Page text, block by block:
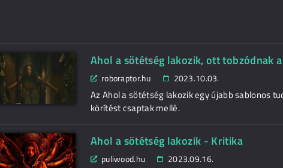
Ahol a sötétség lakozik, ott tobzódnak
roboraptor.hu 2023.10.03.
Az Ahol a sötétség lakozik egy újabb sablonos
körítést csaptak mellé.
Ahol a sötétség lakozik - Kritika
puliwood.hu 2023.09.16.